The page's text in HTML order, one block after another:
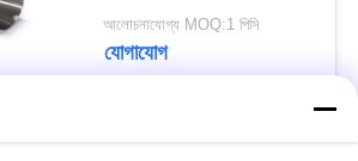
08926 ASME B366
WP1925N
আলোচনাযোগ্য MOQ:1 পিসি
যোগাযোগ